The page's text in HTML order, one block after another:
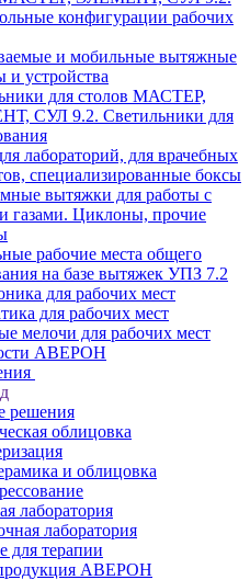
конфигурации рабочих
и мобильные вытяжные
и устройства
для столов МАСТЕР,
СУЛ 9.2. Светильники для
лабораторий, для врачебных
специализированные боксы
вытяжки для работы с
газами. Циклоны, прочие
рабочие места общего
на базе вытяжек УПЗ 7.2
для рабочих мест
для рабочих мест
мелочи для рабочих мест
АВЕРОН
решения
облицовка
и облицовка
лаборатория
лаборатория
для терапии
АВЕРОН